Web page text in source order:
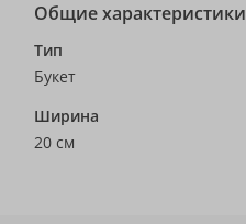
Общие характеристики
Тип
Букет
Ширина
20 см